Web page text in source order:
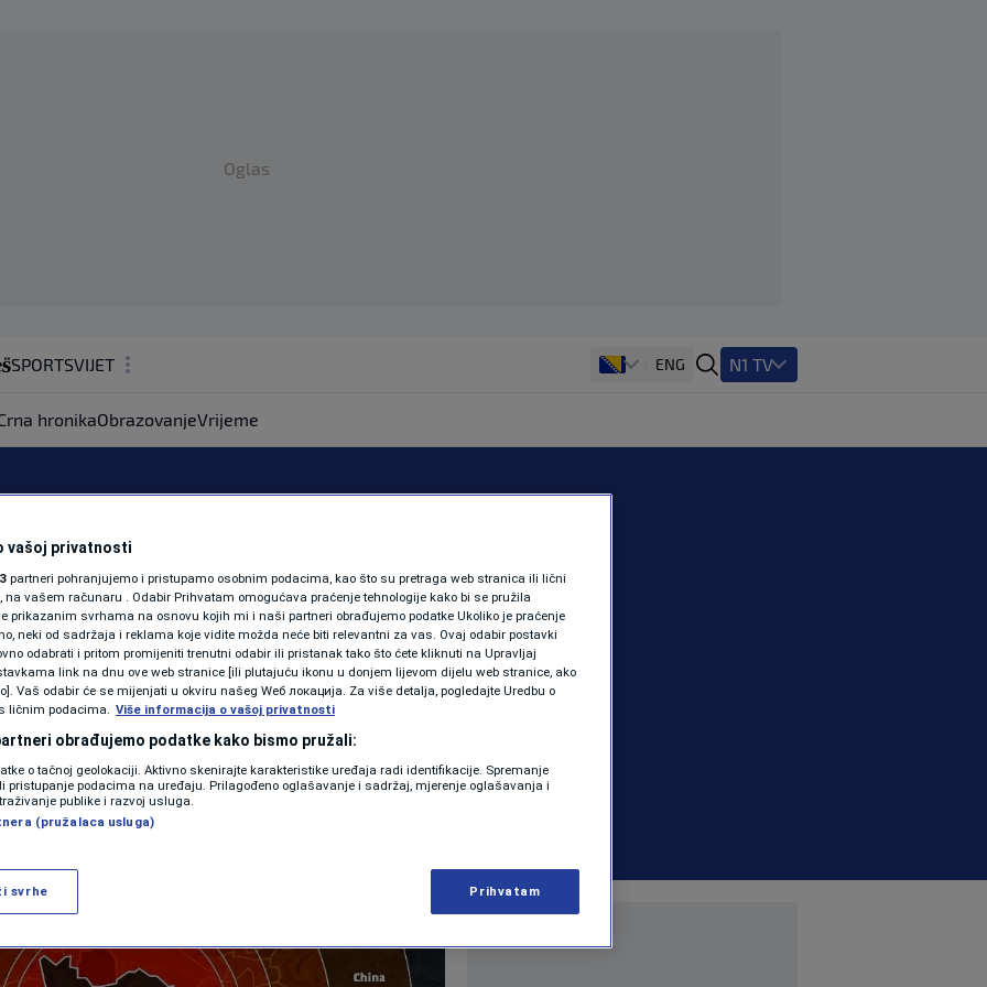
Oglas
SPORTSVIJET
ZDRAVLJE
SHOWBIZ
PODCAST
N1 SPECIJAL
FENOMENI
NEISTRAŽENO
VIRALNO
VIDEO
ENG N1 TV
hronikaObrazovanjeVrijeme
pripojila BiH dio
VIJESTI 1 komentar
Više
vašoj privatnosti
partneri pohranjujemo i pristupamo osobnim podacima, kao što su pretraga web stranica ili lični
na vašem računaru . Odabir Prihvatam omogućava praćenje tehnologije kako bi se pružila
prikazanim svrhama na osnovu kojih mi i naši partneri obrađujemo podatke Ukoliko je praćenje
neki od sadržaja i reklama koje vidite možda neće biti relevantni za vas. Ovaj odabir postavki
odabrati i pritom promijeniti trenutni odabir ili pristanak tako što ćete kliknuti na Upravljaj
link na dnu ove web stranice [ili plutajuću ikonu u donjem lijevom dijelu web stranice, ako
Vaš odabir će se mijenjati u okviru našeg Wеб локација. Za više detalja, pogledajte Uredbu o
ličnim podacima. Više informacija o vašoj privatnosti
obrađujemo podatke kako bismo pružali:
o tačnoj geolokaciji. Aktivno skenirajte karakteristike uređaja radi identifikacije. Spremanje
pristupanje podacima na uređaju. Prilagođeno oglašavanje i sadržaj, mjerenje oglašavanja i
publike i razvoj usluga.
(pružalaca usluga)
svrhe Prihvatam